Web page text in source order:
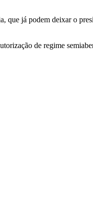
que já podem deixar o
de regime